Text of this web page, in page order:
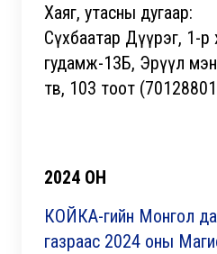
Хаяг, утасны дугаар:
Сүхбаатар Дүүрэг, 1-
гудамж-13Б, Эрүүл
төв, 103 тоот
2024 ОН
КОЙКА-гийн Монгол дахь
газраас 2024 оны